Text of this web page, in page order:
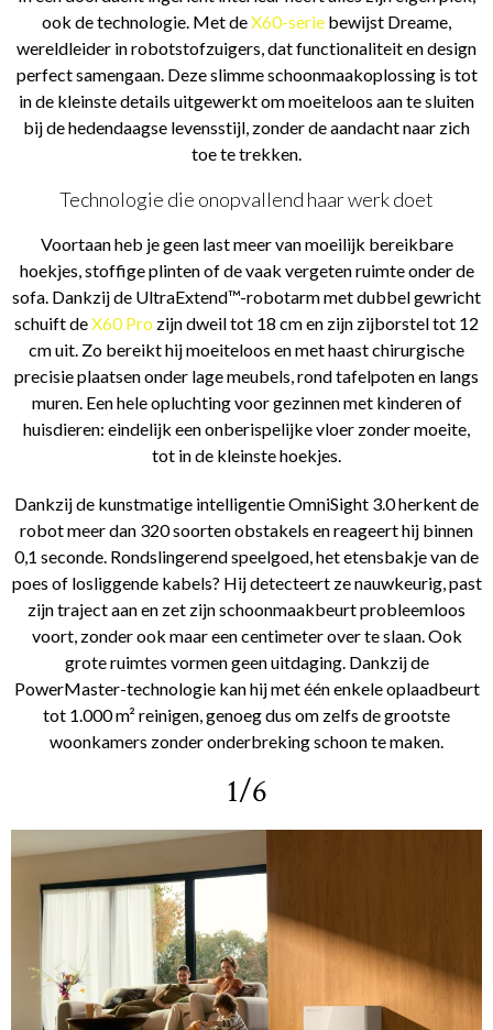
ook de technologie. Met deX60-serie bewijst Dreame,
wereldleider in robotstofzuigers, dat functionaliteit en design
perfect samengaan. Deze slimme schoonmaakoplossing is tot
in de kleinste details uitgewerkt om moeiteloos aan te sluiten
bij de hedendaagse levensstijl, zonder de aandacht naar zich
toe te trekken.
Technologie die onopvallend haar werk doet
Voortaan heb je geen last meer van moeilijk bereikbare
hoekjes, stoffige plinten of de vaak vergeten ruimte onder de
sofa. Dankzij de UltraExtend™-robotarm met dubbel gewricht
schuift deX60 Pro zijn dweil tot 18 cm en zijn zijborstel tot 12
cm uit. Zo bereikt hij moeiteloos en met haast chirurgische
precisie plaatsen onder lage meubels, rond tafelpoten en langs
muren. Een hele opluchting voor gezinnen met kinderen of
huisdieren: eindelijk een onberispelijke vloer zonder moeite,
tot in de kleinste hoekjes.
Dankzij de kunstmatige intelligentie OmniSight 3.0 herkent de
robot meer dan 320 soorten obstakels en reageert hij binnen
0,1 seconde. Rondslingerend speelgoed, het etensbakje van de
poes of losliggende kabels? Hij detecteert ze nauwkeurig, past
zijn traject aan en zet zijn schoonmaakbeurt probleemloos
voort, zonder ook maar een centimeter over te slaan. Ook
grote ruimtes vormen geen uitdaging. Dankzij de
PowerMaster-technologie kan hij met één enkele oplaadbeurt
tot 1.000 m² reinigen, genoeg dus om zelfs de grootste
woonkamers zonder onderbreking schoon te maken.
1/6